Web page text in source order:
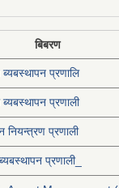
बिबरण
ब्यबस्थापन प्रणालि
ब्यबस्थापन प्रणाली
नियन्त्रण प्रणाली
प्रणाली_